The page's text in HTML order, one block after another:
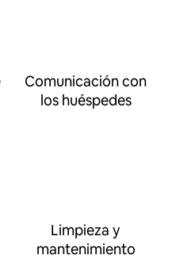
Comunicación con
los huéspedes
Limpieza y
mantenimiento